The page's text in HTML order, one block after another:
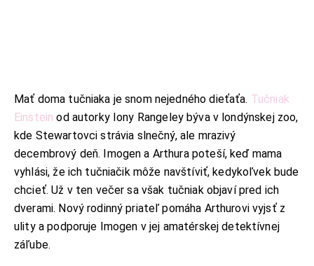
Mať doma tučniaka je snom nejedného dieťaťa. Tučniak
Einstein od autorky Iony Rangeley býva v londýnskej zoo,
kde Stewartovci strávia slnečný, ale mrazivý
decembrový deň. Imogen a Arthura poteší, keď mama
vyhlási, že ich tučniačik môže navštíviť, kedykoľvek bude
chcieť. Už v ten večer sa však tučniak objaví pred ich
dverami. Nový rodinný priateľ pomáha Arthurovi vyjsť z
ulity a podporuje Imogen v jej amatérskej detektívnej
záľube.